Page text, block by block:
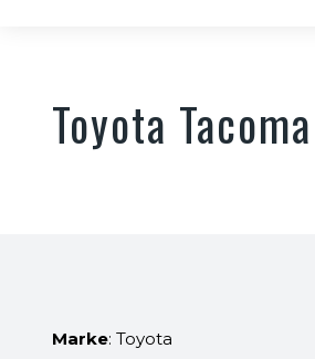
Toyota
Marke: Toyota